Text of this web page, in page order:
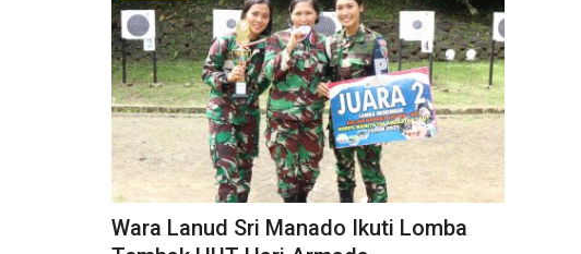
Wara Lanud Sri Manado Ikuti Lomba